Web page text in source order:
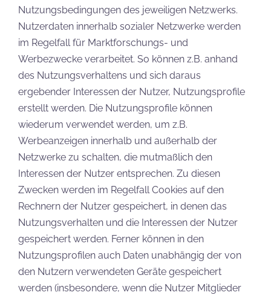
Nutzungsbedingungen des jeweiligen Netzwerks.
Nutzerdaten innerhalb sozialer Netzwerke werden
im Regelfall für Marktforschungs- und
Werbezwecke verarbeitet. So können z.B. anhand
des Nutzungsverhaltens und sich daraus
ergebender Interessen der Nutzer, Nutzungsprofile
erstellt werden. Die Nutzungsprofile können
wiederum verwendet werden, um z.B.
Werbeanzeigen innerhalb und außerhalb der
Netzwerke zu schalten, die mutmaßlich den
Interessen der Nutzer entsprechen. Zu diesen
Zwecken werden im Regelfall Cookies auf den
Rechnern der Nutzer gespeichert, in denen das
Nutzungsverhalten und die Interessen der Nutzer
gespeichert werden. Ferner können in den
Nutzungsprofilen auch Daten unabhängig der von
den Nutzern verwendeten Geräte gespeichert
werden (insbesondere, wenn die Nutzer Mitglieder